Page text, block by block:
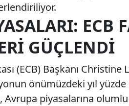
GÜÇLENDI
(ECB) Başkanı Christine
önümüzdeki yıl yüzde
piyasalarına olumlu